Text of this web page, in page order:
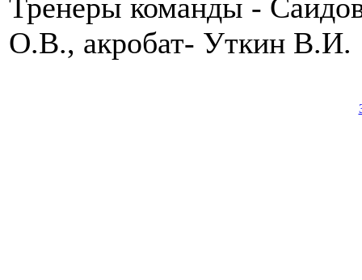
Тренеры команды -
О.В., акробат- Уткин В.И.